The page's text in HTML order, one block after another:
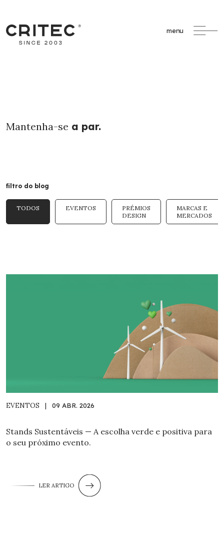
menu
Mantenha-se a par.
filtro do blog
TODOS EVENTOS
PRÉMIOS
DESIGN
MARCAS E
MERCADOS
EVENTOS | 09 ABR. 2026
Stands Sustentáveis — A escolha verde e positiva para
o seu próximo evento.
LER ARTIGO